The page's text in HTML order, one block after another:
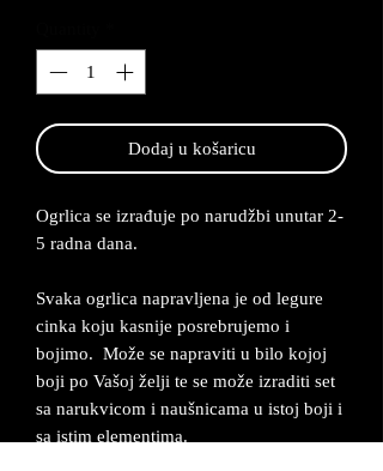
Dodaj u košaricu
Ogrlica se izrađuje po narudžbi unutar 2-
5 radna dana.
Svaka ogrlica napravljena je od legure
cinka koju kasnije posrebrujemo i
bojimo. Može se napraviti u bilo kojoj
boji po Vašoj želji te se može izraditi set
sa narukvicom i naušnicama u istoj boji i
sa istim elementima.